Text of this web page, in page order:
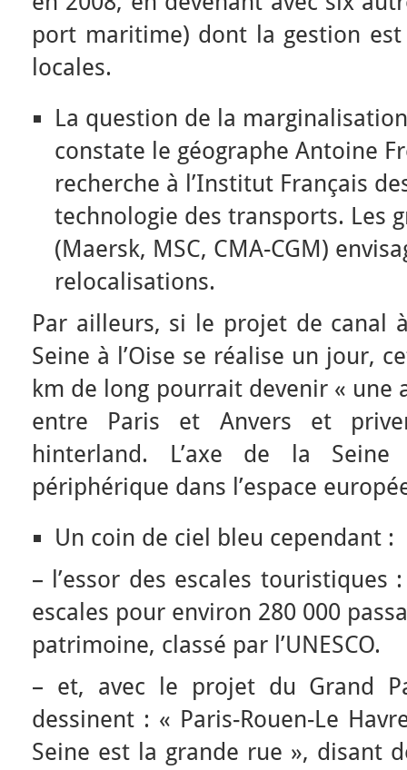
port maritime) dont la gestion
locales.
La question de la
constate le géographe Antoine
recherche à l’Institut Français
technologie des transports. Les
(Maersk, MSC, CMA-CGM)
relocalisations.
Par ailleurs, si le projet de canal
Seine à l’Oise se réalise un jour,
km de long pourrait devenir « une
entre Paris et Anvers et
hinterland. L’axe de la Seine
périphérique dans l’espace
Un coin de ciel bleu cependant :
– l’essor des escales touristiques
escales pour environ 280 000
patrimoine, classé par l’UNESCO.
– et, avec le projet du Grand
dessinent : « Paris-Rouen-Le
Seine est la grande rue », disant